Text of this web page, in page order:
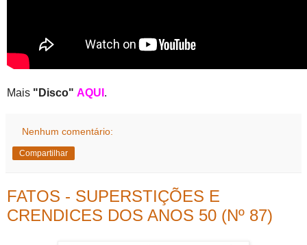
Mais "Disco" AQUI .
Nenhum comentário:
Compartilhar
FATOS - SUPERSTIÇÕES E
CRENDICES DOS ANOS 50 (Nº 87)